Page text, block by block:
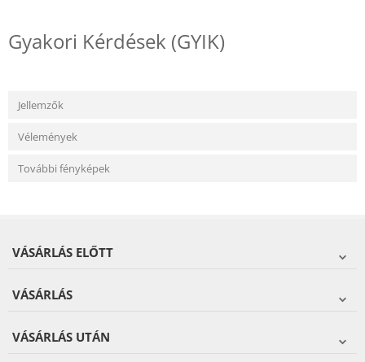
Gyakori Kérdések (GYIK)
Jellemzők
Vélemények
További fényképek
VÁSÁRLÁS ELŐTT
VÁSÁRLÁS
VÁSÁRLÁS UTÁN